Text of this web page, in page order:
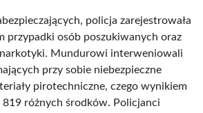
policja zarejestrowała
przypadki osób poszukiwanych oraz
Mundurowi interweniowali
przy sobie niebezpieczne
pirotechniczne, czego wynikiem
819 różnych środków. Policjanci